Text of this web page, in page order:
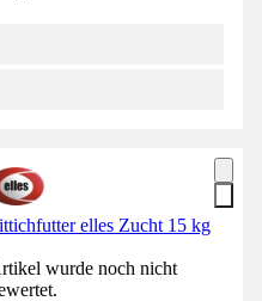
elles Zucht 15 kg
wurde noch nicht